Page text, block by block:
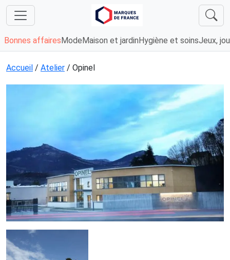
Bonnes affaires Mode Maison et jardin Hygiène et soinsJeux,
Accueil / Atelier / Opinel